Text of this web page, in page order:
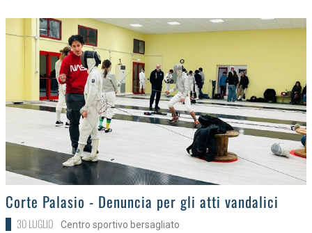
>
Corte Palasio - Denuncia per gli atti vandalici
30 LUGLIO Centro sportivo bersagliato